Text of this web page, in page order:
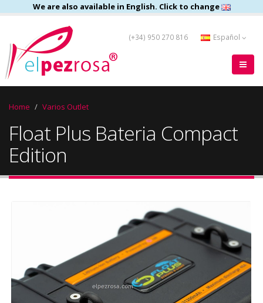
We are also available in English. Click to change
(+34) 950 270 816 Español
Home Varios Outlet
Float Plus Bateria Compact
Edition